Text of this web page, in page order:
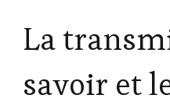
La
savoir et